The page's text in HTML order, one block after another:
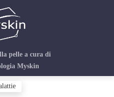
pelle a cura di
Myskin